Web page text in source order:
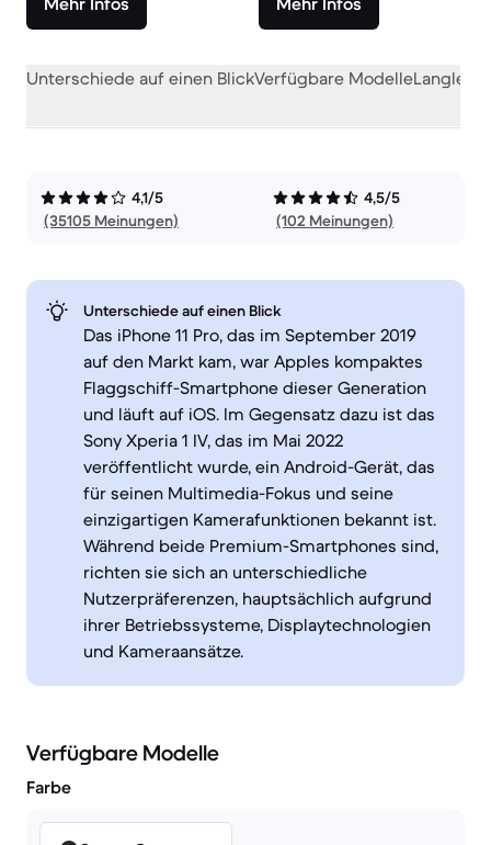
Unterschiede auf einen BlickVerfügbare Modelle
4,1/5
(35105 Meinungen)
4,5/5
(102 Meinungen)
Unterschiede auf einen Blick
Das iPhone 11 Pro, das im September 2019
auf den Markt kam, war Apples kompaktes
Flaggschiff-Smartphone dieser Generation
und läuft auf iOS. Im Gegensatz dazu ist das
Sony Xperia 1 IV, das im Mai 2022
veröffentlicht wurde, ein Android-Gerät, das
für seinen Multimedia-Fokus und seine
einzigartigen Kamerafunktionen bekannt ist.
Während beide Premium-Smartphones sind,
richten sie sich an unterschiedliche
Nutzerpräferenzen, hauptsächlich aufgrund
ihrer Betriebssysteme, Displaytechnologien
und Kameraansätze.
Verfügbare Modelle
Farbe